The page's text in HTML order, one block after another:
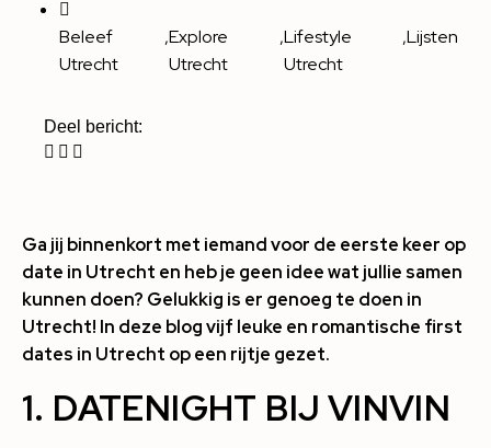
Beleef
Utrecht
,Explore
Utrecht
,Lifestyle
Utrecht
,Lijsten
Deel bericht:
Ga jij binnenkort met iemand voor de eerste keer op
date in Utrecht en heb je geen idee wat jullie samen
kunnen doen? Gelukkig is er genoeg te doen in
Utrecht! In deze blog vijf leuke en romantische first
dates in Utrecht op een rijtje gezet.
1. DATENIGHT BIJ VINVIN